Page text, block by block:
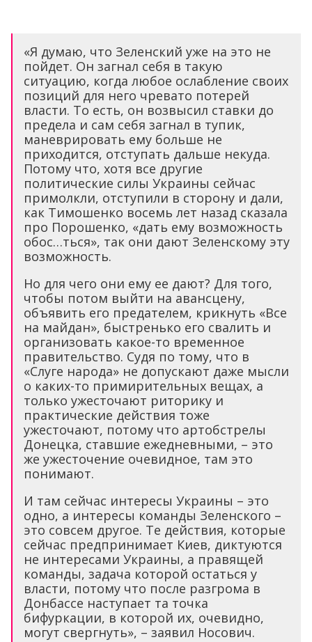
«Я думаю, что Зеленский уже на это не
пойдет. Он загнал себя в такую
ситуацию, когда любое ослабление своих
позиций для него чревато потерей
власти. То есть, он возвысил ставки до
предела и сам себя загнал в тупик,
маневрировать ему больше не
приходится, отступать дальше некуда.
Потому что, хотя все другие
политические силы Украины сейчас
примолкли, отступили в сторону и дали,
как Тимошенко восемь лет назад сказала
про Порошенко, «дать ему возможность
обос…ться», так они дают Зеленскому эту
возможность.
Но для чего они ему ее дают? Для того,
чтобы потом выйти на авансцену,
объявить его предателем, крикнуть «Все
на майдан», быстренько его свалить и
организовать какое-то временное
правительство. Судя по тому, что в
«Слуге народа» не допускают даже мысли
о каких-то примирительных вещах, а
только ужесточают риторику и
практические действия тоже
ужесточают, потому что артобстрелы
Донецка, ставшие ежедневными, – это
же ужесточение очевидное, там это
понимают.
И там сейчас интересы Украины – это
одно, а интересы команды Зеленского –
это совсем другое. Те действия, которые
сейчас предпринимает Киев, диктуются
не интересами Украины, а правящей
команды, задача которой остаться у
власти, потому что после разгрома в
Донбассе наступает та точка
бифуркации, в которой их, очевидно,
могут свергнуть», – заявил Носович.